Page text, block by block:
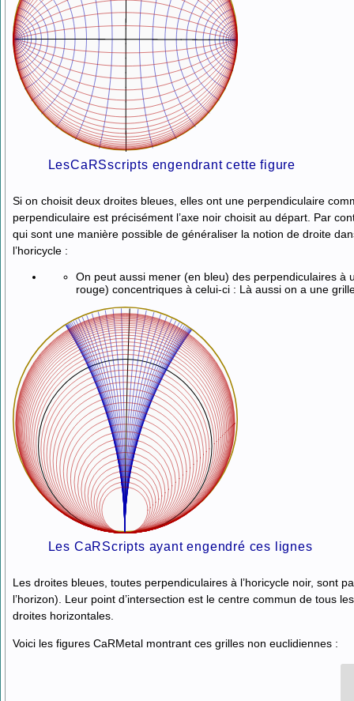
LesCaRSscripts engendrant cette figure
Si on choisit deux droites bleues, elles ont une perpendiculaire
perpendiculaire est précisément l’axe noir choisit au départ. Par
qui sont une manière possible de généraliser la notion de droite
l’horicycle :
On peut aussi mener (en bleu) des perpendiculaires
rouge) concentriques à celui-ci : Là aussi on a une
Les CaRScripts ayant engendré ces lignes
Les droites bleues, toutes perpendiculaires à l’horicycle noir, sont
l’horizon). Leur point d’intersection est le centre commun de tous
droites horizontales.
Voici les figures CaRMetal montrant ces grilles non euclidiennes :